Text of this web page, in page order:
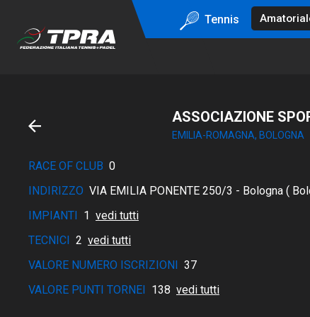
Tennis
ASSOCIAZIONE
EMILIA-ROMAGNA, BOLOGNA
RACE OF CLUB 0
INDIRIZZO VIA EMILIA PONENTE 250/3 - Bologna (
IMPIANTI 1 vedi tutti
TECNICI 2 vedi tutti
VALORE NUMERO ISCRIZIONI 37
VALORE PUNTI TORNEI 138 vedi tutti